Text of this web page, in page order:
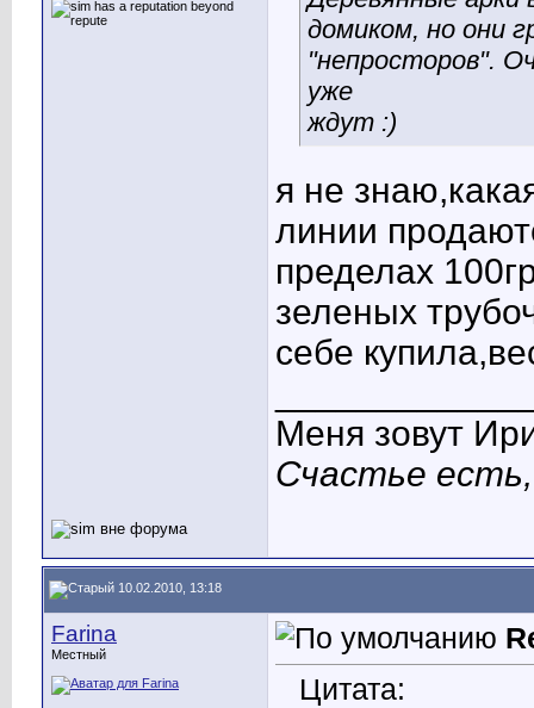
домиком, но они
"непросторов".
уже
ждут :)
я не
линии
пределах
зеленых
себе
Меня зовут
Счастье
10.02.2010, 13:18
Farina
Местный
Цитата: